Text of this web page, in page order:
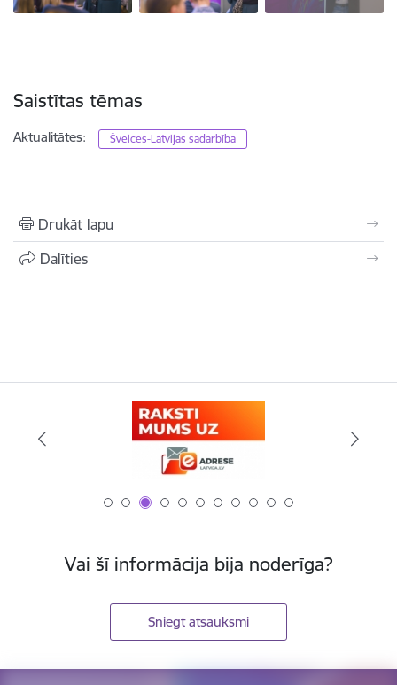
Saistītas tēmas
Aktualitātes: Šveices-Latvijas sadarbība
Drukāt lapu
Dalīties
Vai šī informācija bija noderīga?
Sniegt atsauksmi